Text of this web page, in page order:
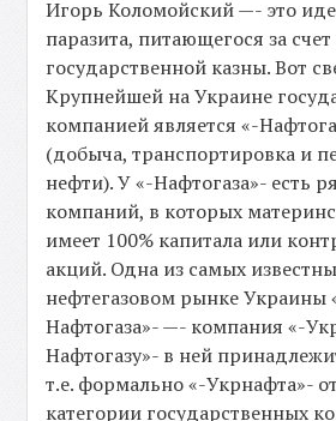
Игорь Коломойский —- это
паразита, питающегося за счет
государственной казны. Вот
Крупнейшей на Украине
компанией является «-
(добыча, транспортировка и
нефти). У «-Нафтогаза»- есть
компаний, в которых
имеет 100% капитала или
акций. Одна из самых
нефтегазовом рынке Украины
Нафтогаза»- —- компания «-
Нафтогазу»- в ней
т.е. формально «-Укрнафта»-
категории государственных